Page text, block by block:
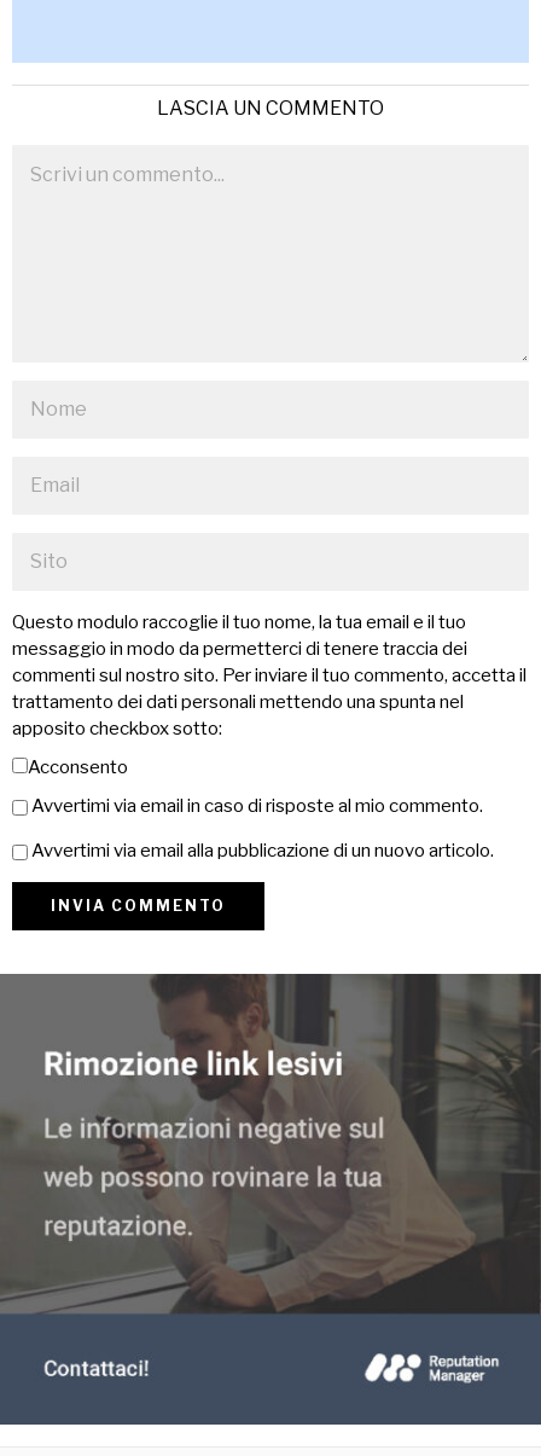
LASCIA UN COMMENTO
Questo modulo raccoglie il tuo nome, la tua email e il tuo
messaggio in modo da permetterci di tenere traccia dei
commenti sul nostro sito. Per inviare il tuo commento, accetta il
trattamento dei dati personali mettendo una spunta nel
apposito checkbox sotto:
Acconsento
Avvertimi via email in caso di risposte al mio commento.
Avvertimi via email alla pubblicazione di un nuovo articolo.